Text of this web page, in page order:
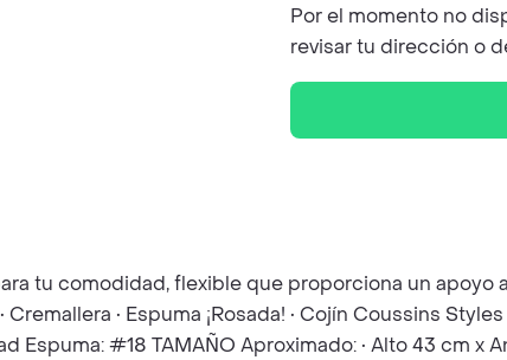
Por el momento no
revisar tu dirección o
tu comodidad, flexible que proporciona un apoyo
• Espuma ¡Rosada! • Cojín Coussins
Espuma: #18 TAMAÑO Aproximado: • Alto 43 cm x